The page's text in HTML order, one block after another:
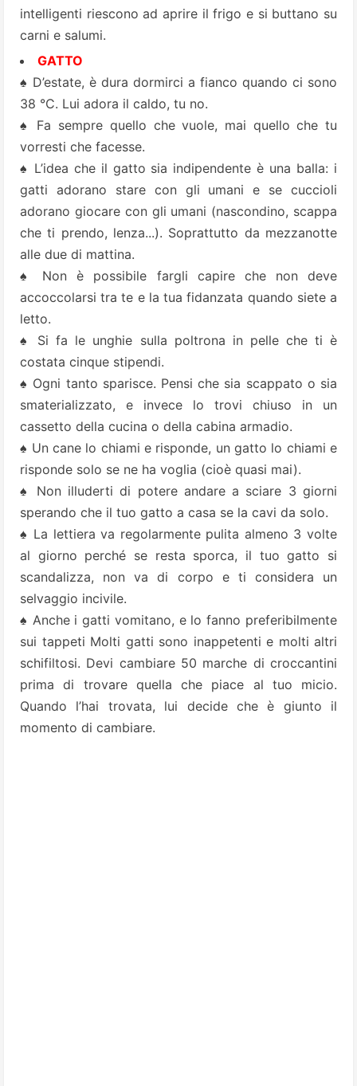
intelligenti riescono ad aprire il frigo e si buttano su
carni e salumi.
GATTO
♠ D’estate, è dura dormirci a fianco quando ci sono
38 °C. Lui adora il caldo, tu no.
♠ Fa sempre quello che vuole, mai quello che tu
vorresti che facesse.
♠ L’idea che il gatto sia indipendente è una balla: i
gatti adorano stare con gli umani e se cuccioli
adorano giocare con gli umani (nascondino, scappa
che ti prendo, lenza...). Soprattutto da mezzanotte
alle due di mattina.
♠ Non è possibile fargli capire che non deve
accoccolarsi tra te e la tua fidanzata quando siete a
letto.
♠ Si fa le unghie sulla poltrona in pelle che ti è
costata cinque stipendi.
♠ Ogni tanto sparisce. Pensi che sia scappato o sia
smaterializzato, e invece lo trovi chiuso in un
cassetto della cucina o della cabina armadio.
♠ Un cane lo chiami e risponde, un gatto lo chiami e
risponde solo se ne ha voglia (cioè quasi mai).
♠ Non illuderti di potere andare a sciare 3 giorni
sperando che il tuo gatto a casa se la cavi da solo.
♠ La lettiera va regolarmente pulita almeno 3 volte
al giorno perché se resta sporca, il tuo gatto si
scandalizza, non va di corpo e ti considera un
selvaggio incivile.
♠ Anche i gatti vomitano, e lo fanno preferibilmente
sui tappeti Molti gatti sono inappetenti e molti altri
schifiltosi. Devi cambiare 50 marche di croccantini
prima di trovare quella che piace al tuo micio.
Quando l’hai trovata, lui decide che è giunto il
momento di cambiare.